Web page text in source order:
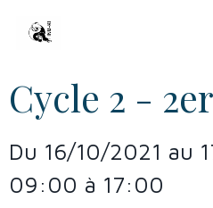
Cycle 2 -
Du 16/10/2021 au
09:00 à 17:00